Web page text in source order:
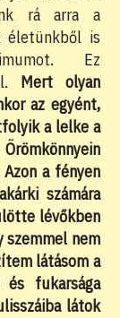
rá arra a
életünkből is
Ez
Mert olyan
az egyént,
a lelke a
a fényen
számára
lévőkben
nem
látásom a
és fukarsága
látok